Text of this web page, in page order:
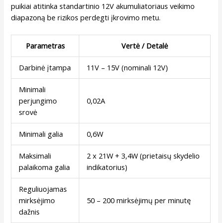
puikiai atitinka standartinio 12V akumuliatoriaus veikimo
diapazoną be rizikos perdegti įkrovimo metu.
Parametras Vertė / Detalė
Darbinė įtampa 11V – 15V (nominali 12V)
Minimali
perjungimo
srovė
0,02A
Minimali galia 0,6W
Maksimali
palaikoma galia
2 x 21W + 3,4W (prietaisų skydelio
indikatorius)
Reguliuojamas
mirksėjimo
dažnis
50 – 200 mirksėjimų per minutę